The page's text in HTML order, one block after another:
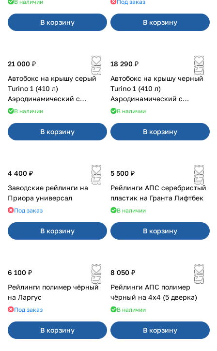
В наличии
В корзину
Под заказ
В корзину
21 000 ₽
Автобокс на крышу серый
Turino 1 (410 л)
Аэродинамический с
двусторонним открыванием
В наличии
В корзину
18 290 ₽
Автобокс на крышу черный
Turino 1 (410 л)
Аэродинамический с
двусторонним открыванием
В наличии
В корзину
4 400 ₽
Заводские рейлинги на
Приора универсал
Под заказ
В корзину
5 500 ₽
Рейлинги АПС серебристый
пластик на Гранта Лифтбек
В наличии
В корзину
6 100 ₽
Рейлинги полимер чёрный
на Ларгус
Под заказ
В корзину
8 050 ₽
Рейлинги АПС полимер
чёрный на 4х4 (5 дверка)
В наличии
В корзину